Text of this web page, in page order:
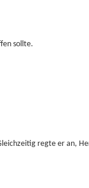
sollte.
regte er an,